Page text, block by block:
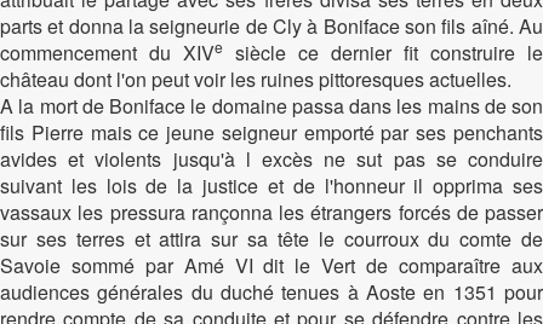
parts et donna la seigneurie de Cly à Boniface son fils aîné. Au
commencement du XIVe
siècle ce dernier fit construire le
château dont l'on peut voir les ruines pittoresques actuelles.
A la mort de Boniface le domaine passa dans les mains de son
fils Pierre mais ce jeune seigneur emporté par ses penchants
avides et violents jusqu'à l excès ne sut pas se conduire
suivant les lois de la justice et de l'honneur il opprima ses
vassaux les pressura rançonna les étrangers forcés de passer
sur ses terres et attira sur sa tête le courroux du comte de
Savoie sommé par Amé VI dit le Vert de comparaître aux
audiences générales du duché tenues à Aoste en 1351 pour
rendre compte de sa conduite et pour se défendre contre les